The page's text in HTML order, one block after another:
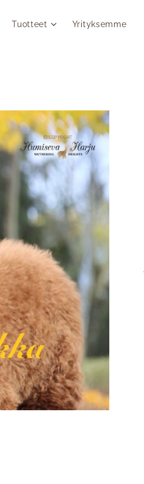
Tuotteet Yrityksemme